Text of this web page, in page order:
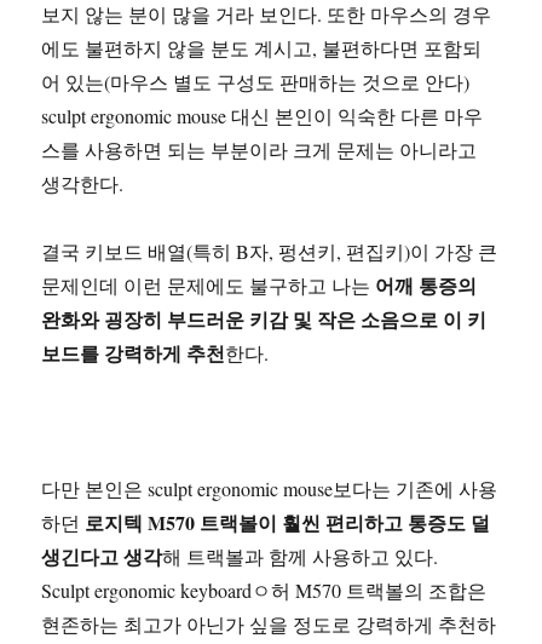
보지 않는 분이 많을 거라 보인다. 또한 마우스의 경우
에도 불편하지 않을 분도 계시고, 불편하다면 포함되
어 있는(마우스 별도 구성도 판매하는 것으로 안다)
sculpt ergonomic mouse 대신 본인이 익숙한 다른 마우
스를 사용하면 되는 부분이라 크게 문제는 아니라고
생각한다.
결국 키보드 배열(특히 B자, 펑션키, 편집키)이 가장 큰
문제인데 이런 문제에도 불구하고 나는 어깨 통증의
완화와 굉장히 부드러운 키감 및 작은 소음으로 이 키
보드를 강력하게 추천한다.
다만 본인은 sculpt ergonomic mouse보다는 기존에 사용
하던 로지텍 M570 트랙볼이 훨씬 편리하고 통증도 덜
생긴다고 생각해 트랙볼과 함께 사용하고 있다.
Sculpt ergonomic keyboardㅇ허 M570 트랙볼의 조합은
현존하는 최고가 아닌가 싶을 정도로 강력하게 추천하